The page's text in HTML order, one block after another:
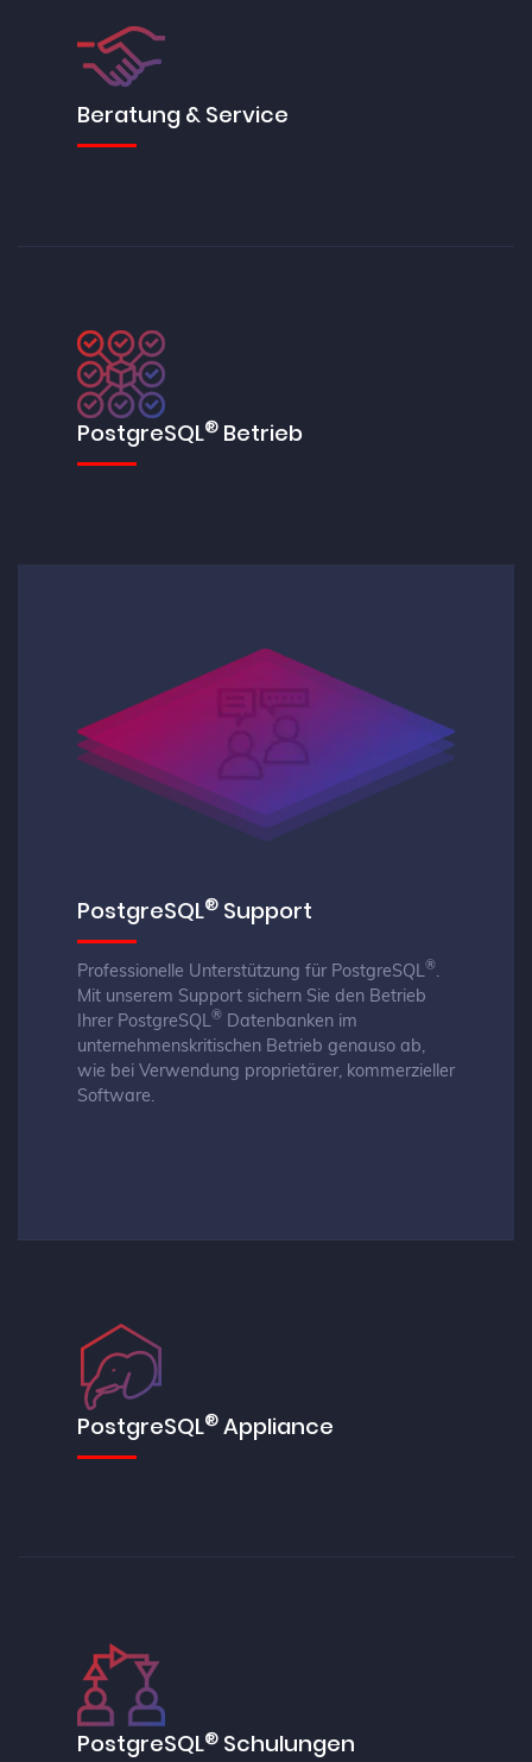
Beratung & Service
PostgreSQL® Betrieb
PostgreSQL® Support
Professionelle Unterstützung für PostgreSQL®.
Mit unserem Support sichern Sie den Betrieb
Ihrer PostgreSQL® Datenbanken im
unternehmenskritischen Betrieb genauso ab,
wie bei Verwendung proprietärer, kommerzieller
Software.
PostgreSQL® Appliance
PostgreSQL® Schulungen